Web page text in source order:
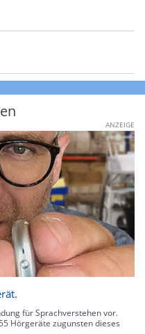
ANZEIGE
für Sprachverstehen vor.
Hörgeräte zugunsten dieses